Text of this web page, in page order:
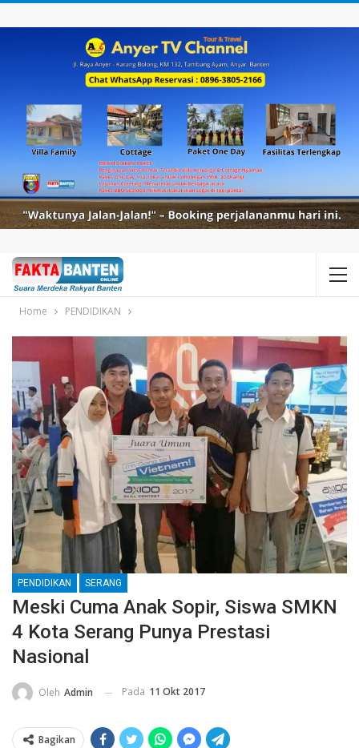
Home PENDIDIKAN
PENDIDIKAN SERANG
Meski Cuma Anak Sopir, Siswa SMKN
4 Kota Serang Punya Prestasi
Nasional
Oleh Admin Pada 11 Okt 2017
Bagikan